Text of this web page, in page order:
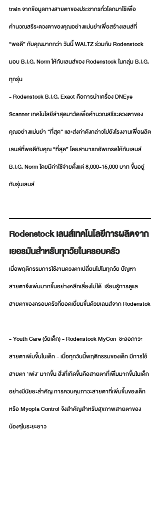
train จากข้อมูลทางสายตาของประชากรทั่วโลกมาใช้เพื่อ
คำนวณสรีระดวงตาของคุณอย่างแม่นยำเพื่อสร้างเลนส์ที่
“พอดี” กับคุณมากกว่า วันนี้ WALTZ ร่วมกับ Rodenstock
มอบ B.I.G. Norm ให้กับเลนส์ของ Rodenstock ในกลุ่ม B.I.G.
ทุกรุ่น
- Rodenstock B.I.G. Exact คือการนำเครื่อง DNEye
Scanner เทคโนโลยีล่าสุดมาวัดเพื่อคำนวณสรีระดวงตาของ
คุณอย่างแม่นยำ “ที่สุด” และส่งค่าดังกล่าวไปยังโรงงานเพื่อผลิต
เลนส์ที่พอดีกับคุณ “ที่สุด” โดยสามารถอัพเกรดให้กับเลนส์
B.I.G. Norm โดยมีค่าใช้จ่ายตั้งแต่ 8,000-15,000 บาท ขึ้นอยู่
กับรุ่นเลนส์
Rodenstock เลนส์เทคโนโลยีการผลิตจาก
เยอรมันสำหรับทุกวัยในครอบครัว
เมื่อพฤติกรรมการใช้งานดวงตาเปลี่ยนไปในทุกวัย ปัญหา
สายตาจึงเพิ่มมากขึ้นอย่างหลีกเลี่ยงไม่ได้  เรียนรูัการดูแล
สายตาของครอบครัวที่ยอดเยี่ยมขึ้นด้วยเลนส์จาก Rodenstok
- Youth Care (วัยเด็ก) - Rodenstock MyCon  ชะลอภาวะ
สายตาเพิ่มขึ้นในเด็ก - เมื่อทุกวันนี้พฤติกรรมของเด็ก มีการใช้
สายตา ‘เพ่ง’ มากขึ้น สิ่งที่เกิดขึ้นคือสายตาที่เพิ่มมากขึ้นในเด็ก
อย่างมีนัยยะสำคัญ การควบคุมภาวะสายตาที่เพิ่มขึ้นของเด็ก
หรือ Myopia Control จึงสำคัญสำหรับสุขภาพสายตาของ
น้องๆในระยะยาว